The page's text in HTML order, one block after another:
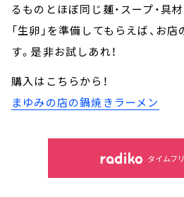
るものとほぼ同じ麺・スープ・具
「生卵」を準備してもらえば、お
す。是非お試しあれ！
購入はこちらから！
まゆみの店の鍋焼きラーメン
タイムフ